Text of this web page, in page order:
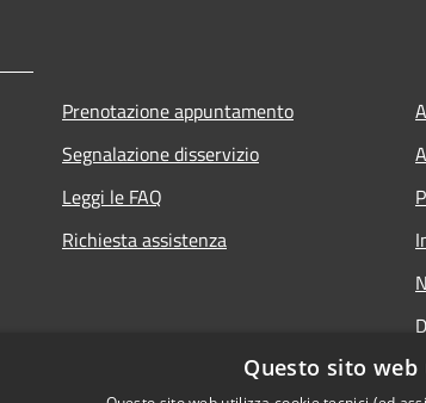
Prenotazione appuntamento
Segnalazione disservizio
Leggi le FAQ
Richiesta assistenza
Questo sito